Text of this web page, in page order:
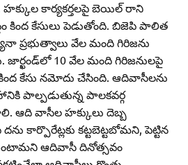
హక్కుల కార్యకర్తలపై బెయిల్‌ రాని
కింద కేసులు పెడుతోంది. బిజెపి పాలిత
ప్రభుత్వాలు వేల మంది గిరిజను
జార్ఖండ్‌లో 10 వేల మంది గిరిజనులపై
కేసు నమోదు చేసింది. ఆదివాసీలను
పాల్పడుతున్న పాలకవర్గ
ఆది వాసీల హక్కులు దెబ్బ
కార్పొరేట్లకు కట్టబెట్టబోమని, పెట్టిన
ఆదివాసీ దినోత్సవం